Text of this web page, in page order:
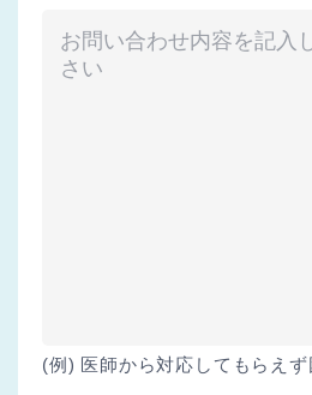
(例) 医師から対応してもらえず